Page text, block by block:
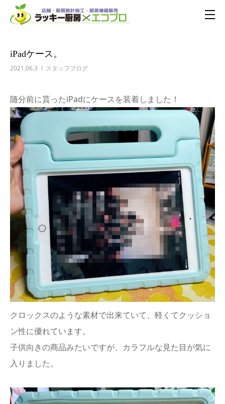
iPadケース。
2021.06.3 スタッフブログ
随分前に貰ったiPadにケースを装着しました！
クロックスのような素材で出来ていて、軽くてクッショ
ン性に優れています。
子供向きの商品みたいですが、カラフルな見た目が気に
入りました。